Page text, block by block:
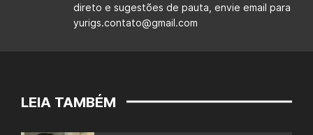
direto e sugestões de pauta, envie email para
yurigs.contato@gmail.com
LEIA TAMBÉM